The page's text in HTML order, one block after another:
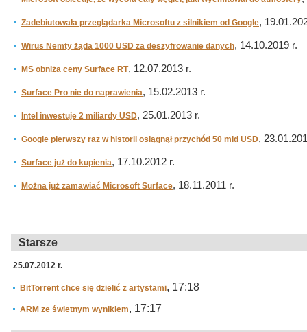
Zadebiutowała przeglądarka Microsoftu z silnikiem od Google,
Wirus Nemty żąda 1000 USD za deszyfrowanie danych, 14.10.2019 r.
MS obniża ceny Surface RT, 12.07.2013 r.
Surface Pro nie do naprawienia, 15.02.2013 r.
Intel inwestuje 2 miliardy USD, 25.01.2013 r.
Google pierwszy raz w historii osiągnął przychód 50 mld USD,
Surface już do kupienia, 17.10.2012 r.
Można już zamawiać Microsoft Surface, 18.11.2011 r.
Starsze
25.07.2012 r.
BitTorrent chce się dzielić z artystami, 17:18
ARM ze świetnym wynikiem, 17:17